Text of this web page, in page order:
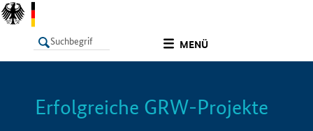
MENÜ
LISTE Info
Erfolgreiche GRW-Projekte